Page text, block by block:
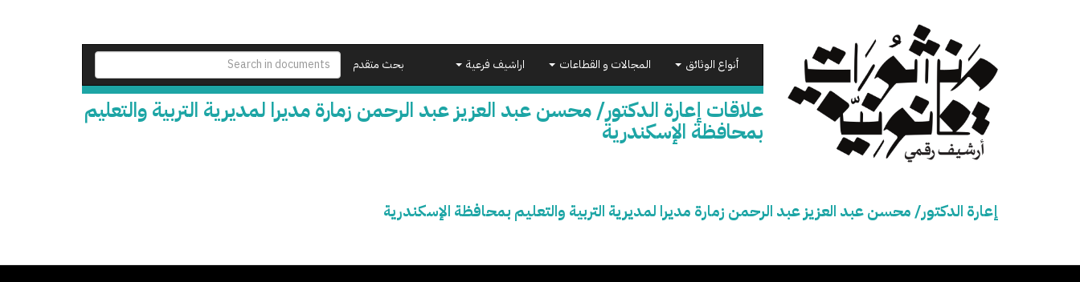
بحث متقدم أنواع الوثائق المجالات و القطاعات اراشيف فرعية
علاقات إعارة الدكتور/ محسن عبد العزيز عبد الرحمن زمارة مديرا لمديرية التربية والتعليم
بمحافظة الإسكندرية
إعارة الدكتور/ محسن عبد العزيز عبد الرحمن زمارة مديرا لمديرية التربية والتعليم بمحافظة الإسكندرية